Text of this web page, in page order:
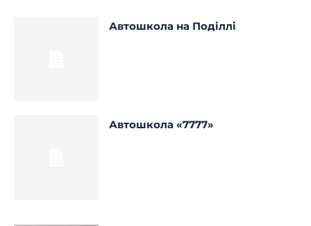
Автошкола на Поділлі
Автошкола «7777»